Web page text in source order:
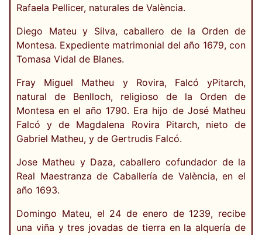
Rafaela Pellicer, naturales de València.
Diego Mateu y Silva, caballero de la Orden de
Montesa. Expediente matrimonial del año 1679, con
Tomasa Vidal de Blanes.
Fray Miguel Matheu y Rovira, Falcó yPitarch,
natural de Benlloch, religioso de la Orden de
Montesa en el año 1790. Era hijo de José Matheu
Falcó y de Magdalena Rovira Pitarch, nieto de
Gabriel Matheu, y de Gertrudis Falcó.
Jose Matheu y Daza, caballero cofundador de la
Real Maestranza de Caballería de València, en el
año 1693.
Domingo Mateu, el 24 de enero de 1239, recibe
una viña y tres jovadas de tierra en la alquería de